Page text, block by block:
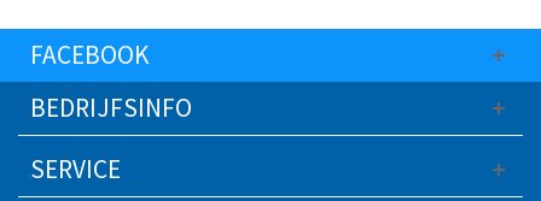
FACEBOOK
BEDRIJFSINFO
SERVICE